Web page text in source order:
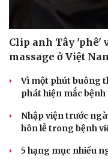
Clip anh Tây 'phê'
massage ở Việt
Vì một phút buông
phát hiện mắc bệnh
Nhập viện trước
hôn lễ trong bệnh
5 hạng mục nhiều